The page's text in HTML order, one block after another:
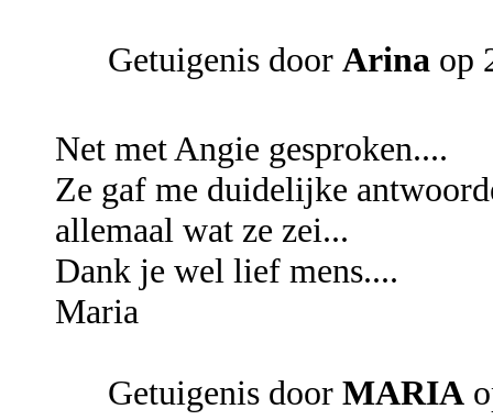
Getuigenis door Arina op
Net met Angie gesproken....
Ze gaf me duidelijke
allemaal wat ze zei...
Dank je wel lief mens....
Maria
Getuigenis door MARIA